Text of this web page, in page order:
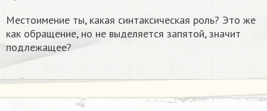
Местоимение ты, какая синтаксическая роль? Это же
как обращение, но не выделяется запятой, значит
подлежащее?